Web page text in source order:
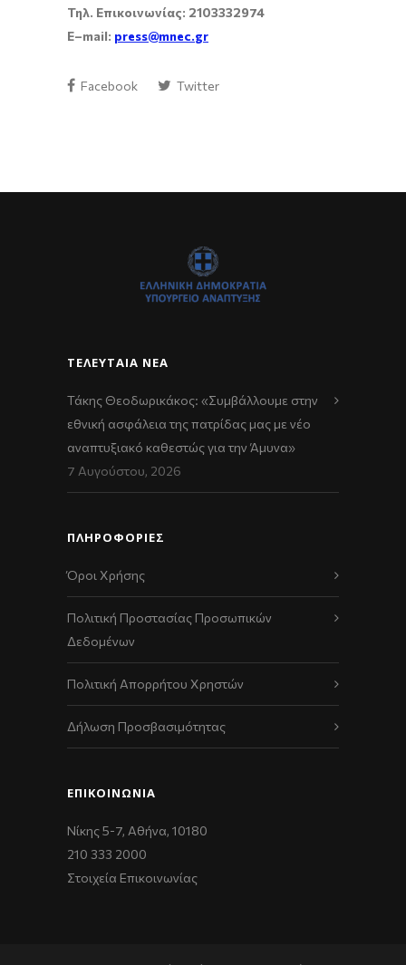
Τηλ. Επικοινωνίας: 2103332974
E–mail: press@mnec.gr
Facebook Twitter
ΤΕΛΕΥΤΑΊΑ ΝΈΑ
Τάκης Θεοδωρικάκος: «Συμβάλλουμε στην
εθνική ασφάλεια της πατρίδας μας με νέο
αναπτυξιακό καθεστώς για την Άμυνα»
7 Αυγούστου, 2026
ΠΛΗΡΟΦΟΡΙΕΣ
Όροι Χρήσης
Πολιτική Προστασίας Προσωπικών
Δεδομένων
Πολιτική Απορρήτου Χρηστών
Δήλωση Προσβασιμότητας
ΕΠΙΚΟΙΝΩΝΊΑ
Νίκης 5-7, Αθήνα, 10180
210 333 2000
Στοιχεία Επικοινωνίας